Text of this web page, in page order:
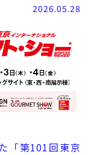
2026.05.28
「第101回東京